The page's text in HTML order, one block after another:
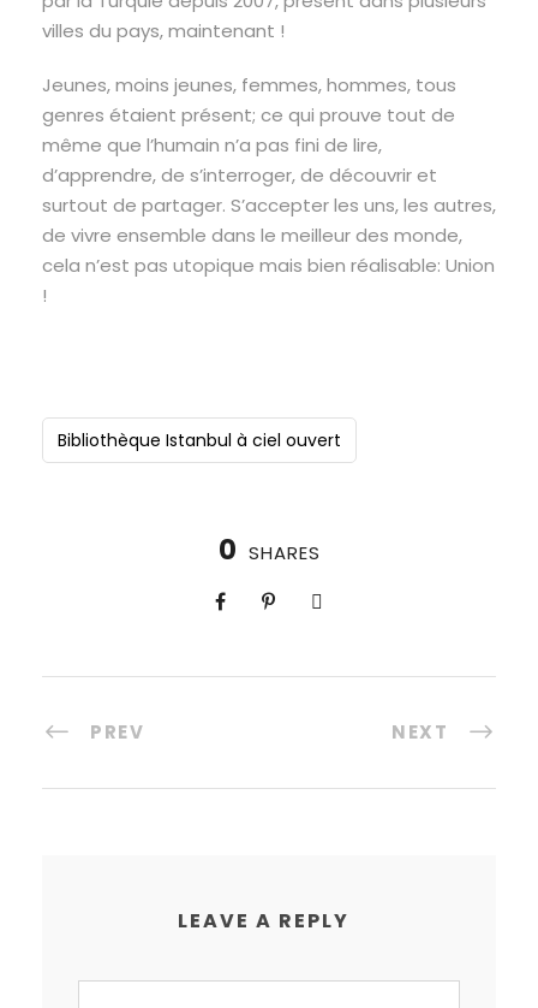
villes du pays, maintenant !
Jeunes, moins jeunes, femmes, hommes, tous
genres étaient présent; ce qui prouve tout de
même que l’humain n’a pas fini de lire,
d’apprendre, de s’interroger, de découvrir et
surtout de partager. S’accepter les uns, les autres,
de vivre ensemble dans le meilleur des monde,
cela n’est pas utopique mais bien réalisable: Union
!
Bibliothèque Istanbul à ciel ouvert
0 SHARES
PREV NEXT
LEAVE A REPLY